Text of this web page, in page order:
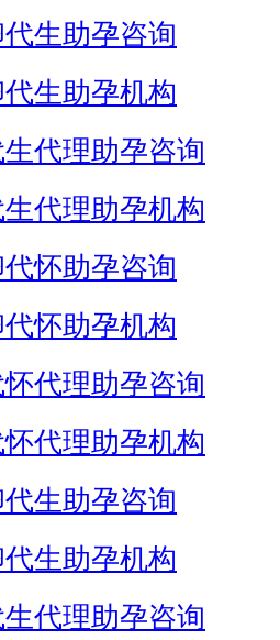
代生助孕咨询
代生助孕机构
代理助孕咨询
代理助孕机构
代怀助孕咨询
代怀助孕机构
代理助孕咨询
代理助孕机构
生助孕咨询
生助孕机构
代理助孕咨询